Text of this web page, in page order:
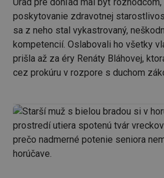
Úrad pre dohľad mal byť
poskytovanie zdravotnej
sa z neho stal vykastrovaný,
kompetencií. Oslabovali ho všetky
prišla až za éry Renáty Bláhovej,
cez prokúru v rozpore s duchom